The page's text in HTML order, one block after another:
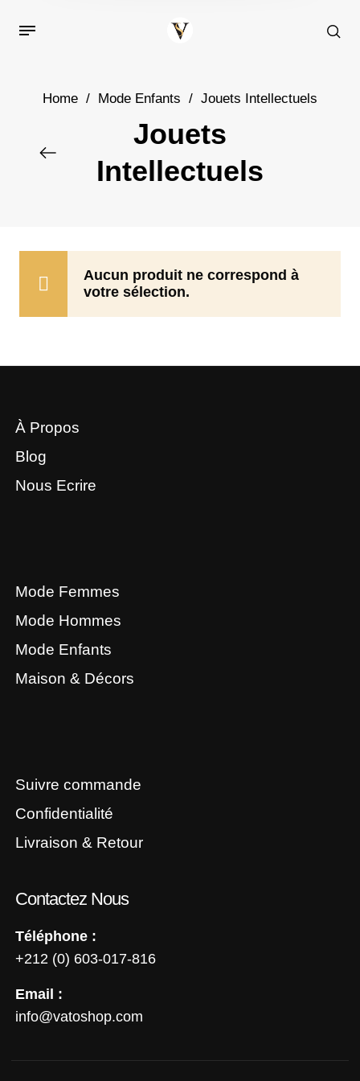
Home / Mode Enfants / Jouets Intellectuels
Jouets
Intellectuels
Aucun produit ne correspond à
votre sélection.
À Propos
Blog
Nous Ecrire
Mode Femmes
Mode Hommes
Mode Enfants
Maison & Décors
Suivre commande
Confidentialité
Livraison & Retour
Contactez Nous
Téléphone :
+212 (0) 603-017-816
Email :
info@vatoshop.com